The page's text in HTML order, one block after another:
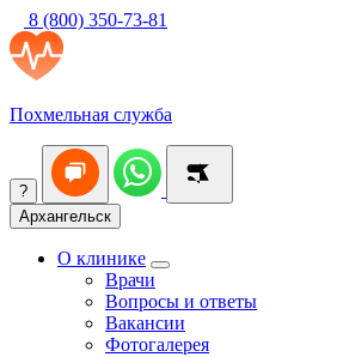
8 (800) 350-73-81
Похмельная служба
?
Архангельск
О клинике
Врачи
Вопросы и ответы
Вакансии
Фотогалерея